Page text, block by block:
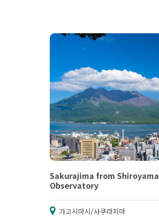
Sakurajima from Shiroyama
Observatory
가고시마시/사쿠라지마